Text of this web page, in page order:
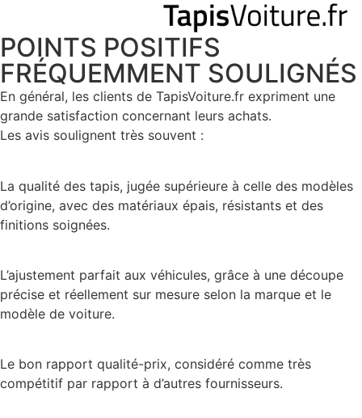
POINTS POSITIFS
FRÉQUEMMENT SOULIGNÉS
En général, les clients de TapisVoiture.fr expriment une
grande satisfaction concernant leurs achats.
Les avis soulignent très souvent :
La qualité des tapis, jugée supérieure à celle des modèles
d’origine, avec des matériaux épais, résistants et des
finitions soignées.
L’ajustement parfait aux véhicules, grâce à une découpe
précise et réellement sur mesure selon la marque et le
modèle de voiture.
Le bon rapport qualité-prix, considéré comme très
compétitif par rapport à d’autres fournisseurs.